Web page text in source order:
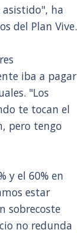
asistido", ha
del Plan Vive.
iba a pagar
"Los
te tocan el
pero tengo
y el 60% en
estar
sobrecoste
no redunda